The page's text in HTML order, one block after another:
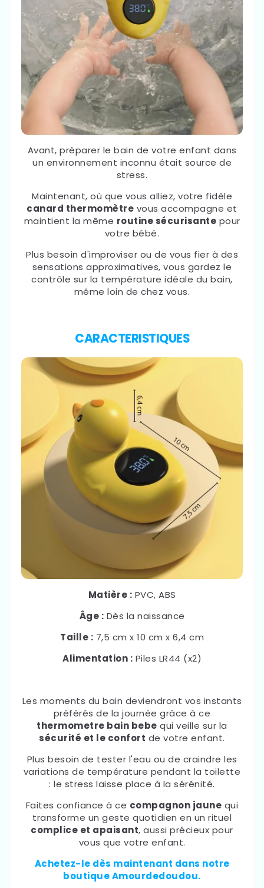
Avant, préparer le bain de votre enfant dans
un environnement inconnu était source de
stress.
Maintenant, où que vous alliez, votre fidèle
canard thermomètre vous accompagne et
maintient la même routine sécurisante pour
votre bébé.
Plus besoin d'improviser ou de vous fier à des
sensations approximatives, vous gardez le
contrôle sur la température idéale du bain,
même loin de chez vous.
CARACTERISTIQUES
Matière : PVC, ABS
Âge : Dès la naissance
Taille : 7,5 cm x 10 cm x 6,4 cm
Alimentation : Piles LR44 (x2)
Les moments du bain deviendront vos instants
préférés de la journée grâce à ce
thermometre bain bebe qui veille sur la
sécurité et le confort de votre enfant.
Plus besoin de tester l'eau ou de craindre les
variations de température pendant la toilette
: le stress laisse place à la sérénité.
Faites confiance à ce compagnon jaune qui
transforme un geste quotidien en un rituel
complice et apaisant, aussi précieux pour
vous que votre enfant.
Achetez-le dès maintenant dans notre
boutique Amourdedoudou.